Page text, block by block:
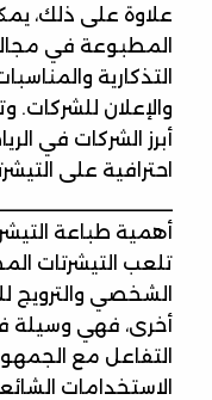
علاوة على ذلك،
المطبوعة في
التذكارية
والإعلان
أبرز الشركات في
احترافية على
أهمية طباعة
تلعب التيشرتات
الشخصي والترويج
أخرى، فهي وسيلة
التفاعل مع
الاستخدامات